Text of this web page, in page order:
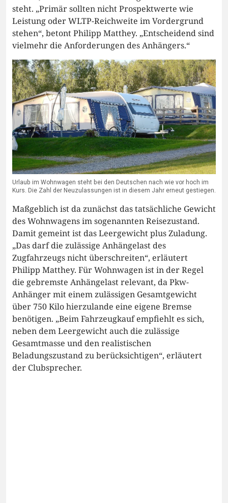
steht. „Primär sollten nicht Prospektwerte wie
Leistung oder WLTP-Reichweite im Vordergrund
stehen“, betont Philipp Matthey. „Entscheidend sind
vielmehr die Anforderungen des Anhängers.“
Urlaub im Wohnwagen steht bei den Deutschen nach wie vor hoch im
Kurs. Die Zahl der Neuzulassungen ist in diesem Jahr erneut gestiegen.
Maßgeblich ist da zunächst das tatsächliche Gewicht
des Wohnwagens im sogenannten Reisezustand.
Damit gemeint ist das Leergewicht plus Zuladung.
„Das darf die zulässige Anhängelast des
Zugfahrzeugs nicht überschreiten“, erläutert
Philipp Matthey. Für Wohnwagen ist in der Regel
die gebremste Anhängelast relevant, da Pkw-
Anhänger mit einem zulässigen Gesamtgewicht
über 750 Kilo hierzulande eine eigene Bremse
benötigen. „Beim Fahrzeugkauf empfiehlt es sich,
neben dem Leergewicht auch die zulässige
Gesamtmasse und den realistischen
Beladungszustand zu berücksichtigen“, erläutert
der Clubsprecher.